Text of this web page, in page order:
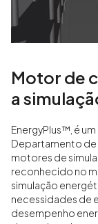
Motor de
a
EnergyPlus™, é
Departamento de
motores de
reconhecido no
simulação
necessidades de
desempenho